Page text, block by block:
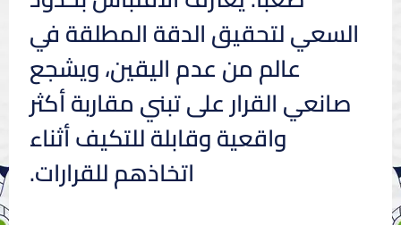
السعي لتحقيق الدقة المطلقة في
عالم من عدم اليقين، ويشجع
صانعي القرار على تبني مقاربة أكثر
واقعية وقابلة للتكيف أثناء
اتخاذهم للقرارات.